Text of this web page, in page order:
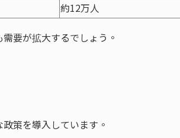
約12万人
要が拡大するでしょう。
策を導入しています。